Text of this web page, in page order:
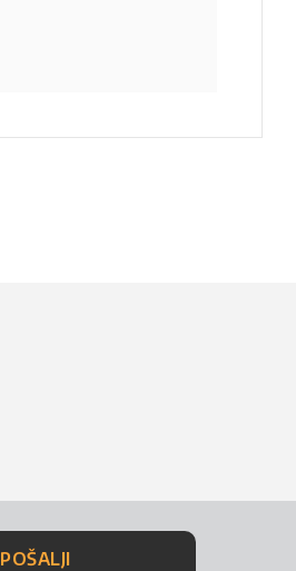
POŠALJI